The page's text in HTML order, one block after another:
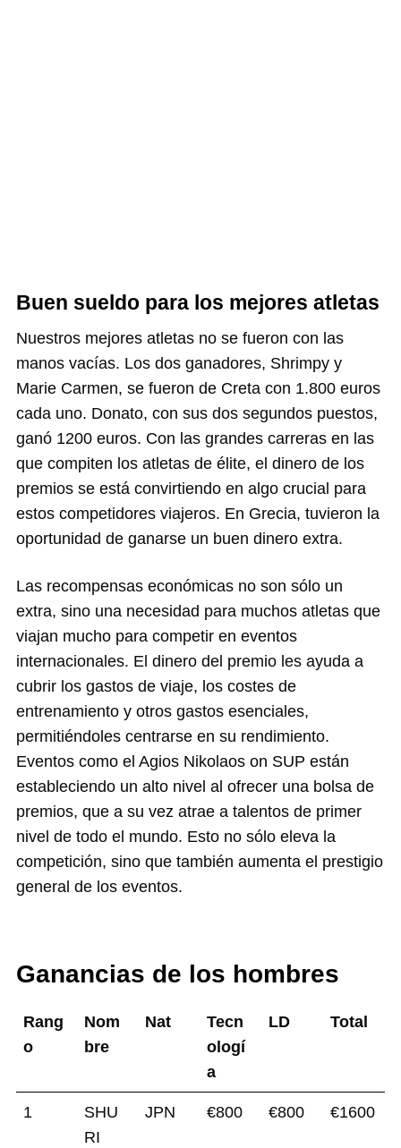
Buen sueldo para los mejores atletas
Nuestros mejores atletas no se fueron con las
manos vacías. Los dos ganadores, Shrimpy y
Marie Carmen, se fueron de Creta con 1.800 euros
cada uno. Donato, con sus dos segundos puestos,
ganó 1200 euros. Con las grandes carreras en las
que compiten los atletas de élite, el dinero de los
premios se está convirtiendo en algo crucial para
estos competidores viajeros. En Grecia, tuvieron la
oportunidad de ganarse un buen dinero extra.
Las recompensas económicas no son sólo un
extra, sino una necesidad para muchos atletas que
viajan mucho para competir en eventos
internacionales. El dinero del premio les ayuda a
cubrir los gastos de viaje, los costes de
entrenamiento y otros gastos esenciales,
permitiéndoles centrarse en su rendimiento.
Eventos como el Agios Nikolaos on SUP están
estableciendo un alto nivel al ofrecer una bolsa de
premios, que a su vez atrae a talentos de primer
nivel de todo el mundo. Esto no sólo eleva la
competición, sino que también aumenta el prestigio
general de los eventos.
Ganancias de los hombres
Rang
o
Nom
bre
Nat
Tecn
ologí
a
LD Total
1
SHU
RI
JPN €800 €800 €1600